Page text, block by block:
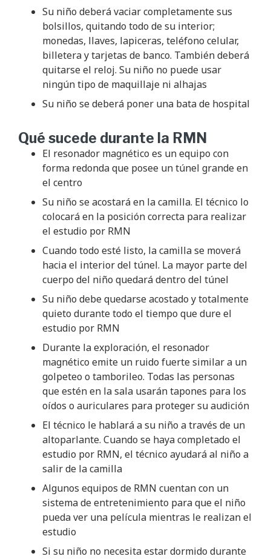
Su niño deberá vaciar completamente sus
bolsillos, quitando todo de su interior;
monedas, llaves, lapiceras, teléfono celular,
billetera y tarjetas de banco. También deberá
quitarse el reloj. Su niño no puede usar
ningún tipo de maquillaje ni alhajas
Su niño se deberá poner una bata de hospital
Qué sucede durante la RMN
El resonador magnético es un equipo con
forma redonda que posee un túnel grande en
el centro
Su niño se acostará en la camilla. El técnico lo
colocará en la posición correcta para realizar
el estudio por RMN
Cuando todo esté listo, la camilla se moverá
hacia el interior del túnel. La mayor parte del
cuerpo del niño quedará dentro del túnel
Su niño debe quedarse acostado y totalmente
quieto durante todo el tiempo que dure el
estudio por RMN
Durante la exploración, el resonador
magnético emite un ruido fuerte similar a un
golpeteo o tamborileo. Todas las personas
que estén en la sala usarán tapones para los
oídos o auriculares para proteger su audición
El técnico le hablará a su niño a través de un
altoparlante. Cuando se haya completado el
estudio por RMN, el técnico ayudará al niño a
salir de la camilla
Algunos equipos de RMN cuentan con un
sistema de entretenimiento para que el niño
pueda ver una película mientras le realizan el
estudio
Si su niño no necesita estar dormido durante